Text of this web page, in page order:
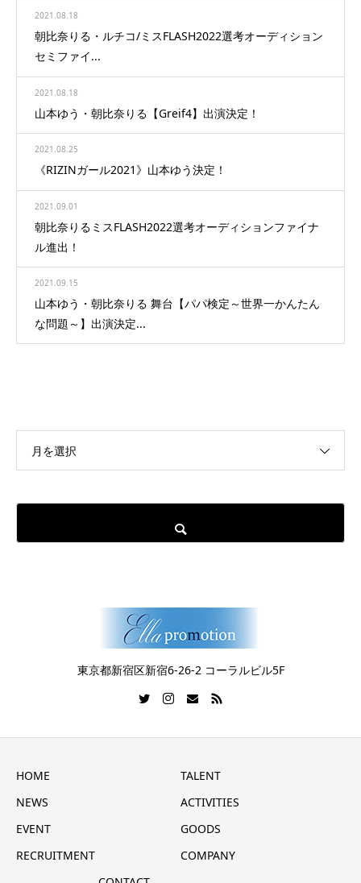
2021.08.18
朝比奈りる・ルチコ/ミスFLASH2022選考オーディション
セミファイ...
2021.08.18
山本ゆう・朝比奈りる【Greif4】出演決定！
2021.08.25
《RIZINガール2021》山本ゆう決定！
2021.09.01
朝比奈りるミスFLASH2022選考オーディションファイナ
ル進出！
2021.09.15
山本ゆう・朝比奈りる 舞台【パパ検定～世界一かんたん
な問題～】出演決定...
月を選択
​東京都新宿区新宿6-26-2 コーラルビル5F
HOME
TALENT
NEWS
ACTIVITIES
EVENT
GOODS
RECRUITMENT
COMPANY